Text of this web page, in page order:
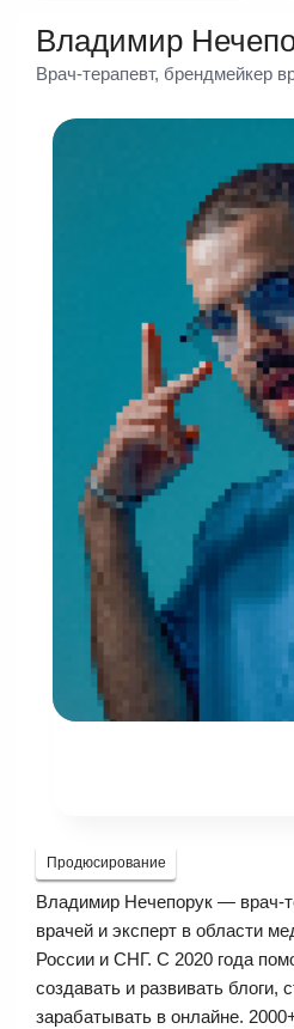
Владимир
Врач-терапевт, брендмейкер
Продюсирование
Владимир Нечепорук — врач-
врачей и эксперт в области
России и СНГ. С 2020 года
создавать и развивать блоги,
зарабатывать в онлайне.